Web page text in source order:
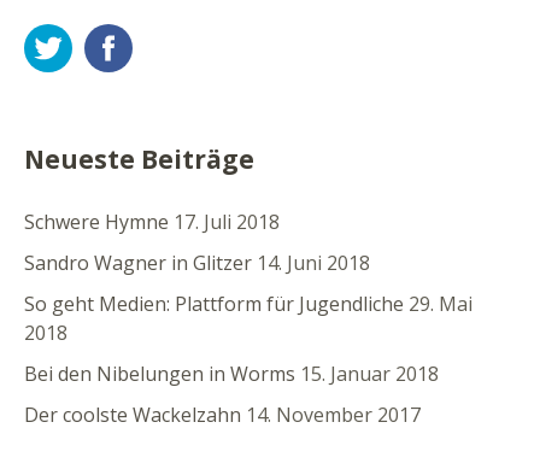
Twitter
Neueste Beiträge
Schwere Hymne 17. Juli 2018
Sandro Wagner in Glitzer 14. Juni 2018
So geht Medien: Plattform für Jugendliche 29. Mai
2018
Bei den Nibelungen in Worms 15. Januar 2018
Der coolste Wackelzahn 14. November 2017